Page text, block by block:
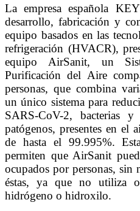
La empresa española
desarrollo, fabricación y
equipo basados en las
refrigeración (HVACR),
equipo AirSanit, un
Purificación del Aire
personas, que combina
un único sistema para
SARS-CoV-2, bacterias
patógenos, presentes en el
de hasta el 99.995%.
permiten que AirSanit
ocupados por personas, sin
éstas, ya que no utiliza
hidrógeno o hidroxilo.